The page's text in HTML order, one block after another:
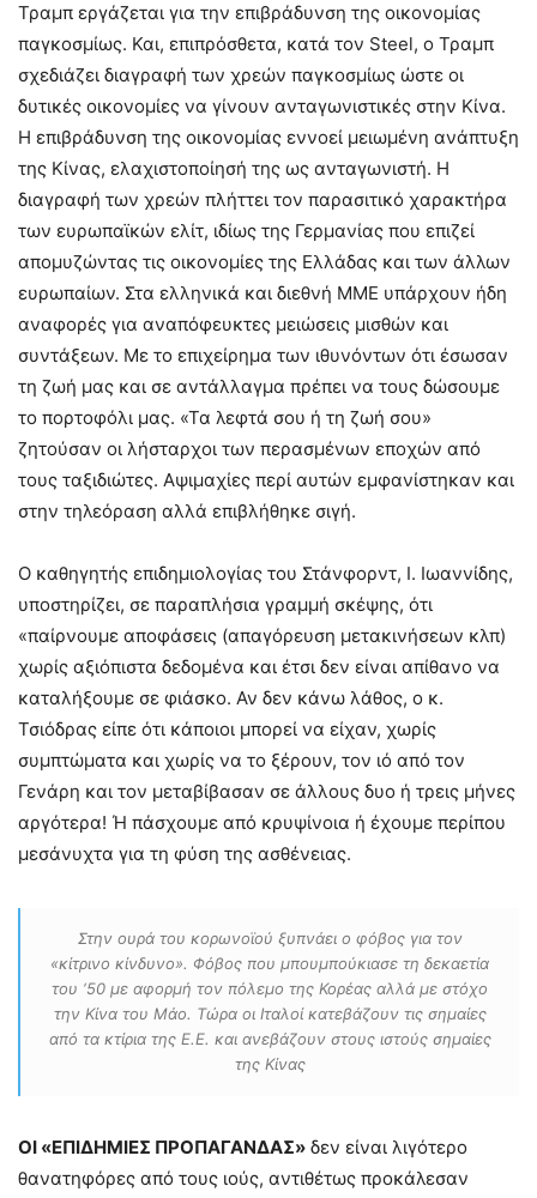
Τραμπ εργάζεται για την επιβράδυνση της οικονομίας
παγκοσμίως. Και, επιπρόσθετα, κατά τον Steel, ο Τραμπ
σχεδιάζει διαγραφή των χρεών παγκοσμίως ώστε οι
δυτικές οικονομίες να γίνουν ανταγωνιστικές στην Κίνα.
Η επιβράδυνση της οικονομίας εννοεί μειωμένη ανάπτυξη
της Κίνας, ελαχιστοποίησή της ως ανταγωνιστή. Η
διαγραφή των χρεών πλήττει τον παρασιτικό χαρακτήρα
των ευρωπαϊκών ελίτ, ιδίως της Γερμανίας που επιζεί
απομυζώντας τις οικονομίες της Ελλάδας και των άλλων
ευρωπαίων. Στα ελληνικά και διεθνή ΜΜΕ υπάρχουν ήδη
αναφορές για αναπόφευκτες μειώσεις μισθών και
συντάξεων. Με το επιχείρημα των ιθυνόντων ότι έσωσαν
τη ζωή μας και σε αντάλλαγμα πρέπει να τους δώσουμε
το πορτοφόλι μας. «Τα λεφτά σου ή τη ζωή σου»
ζητούσαν οι λήσταρχοι των περασμένων εποχών από
τους ταξιδιώτες. Αψιμαχίες περί αυτών εμφανίστηκαν και
στην τηλεόραση αλλά επιβλήθηκε σιγή.
Ο καθηγητής επιδημιολογίας του Στάνφορντ, Ι. Ιωαννίδης,
υποστηρίζει, σε παραπλήσια γραμμή σκέψης, ότι
«παίρνουμε αποφάσεις (απαγόρευση μετακινήσεων κλπ)
χωρίς αξιόπιστα δεδομένα και έτσι δεν είναι απίθανο να
καταλήξουμε σε φιάσκο. Αν δεν κάνω λάθος, ο κ.
Τσιόδρας είπε ότι κάποιοι μπορεί να είχαν, χωρίς
συμπτώματα και χωρίς να το ξέρουν, τον ιό από τον
Γενάρη και τον μεταβίβασαν σε άλλους δυο ή τρεις μήνες
αργότερα! Ή πάσχουμε από κρυψίνοια ή έχουμε περίπου
μεσάνυχτα για τη φύση της ασθένειας.
Στην ουρά του κορωνοϊού ξυπνάει ο φόβος για τον
«κίτρινο κίνδυνο». Φόβος που μπουμπούκιασε τη δεκαετία
του ‘50 με αφορμή τον πόλεμο της Κορέας αλλά με στόχο
την Κίνα του Μάο. Τώρα οι Ιταλοί κατεβάζουν τις σημαίες
από τα κτίρια της Ε.Ε. και ανεβάζουν στους ιστούς σημαίες
της Κίνας
ΟΙ «ΕΠΙΔΗΜΙΕΣ ΠΡΟΠΑΓΑΝΔΑΣ» δεν είναι λιγότερο
θανατηφόρες από τους ιούς, αντιθέτως προκάλεσαν